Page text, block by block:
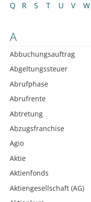
Q
R S T U V W
A
Abbuchungsauftrag
Abgeltungssteuer
Abrufphase
Abrufrente
Abtretung
Abzugsfranchise
Agio
Aktie
Aktienfonds
Aktiengesellschaft (AG)